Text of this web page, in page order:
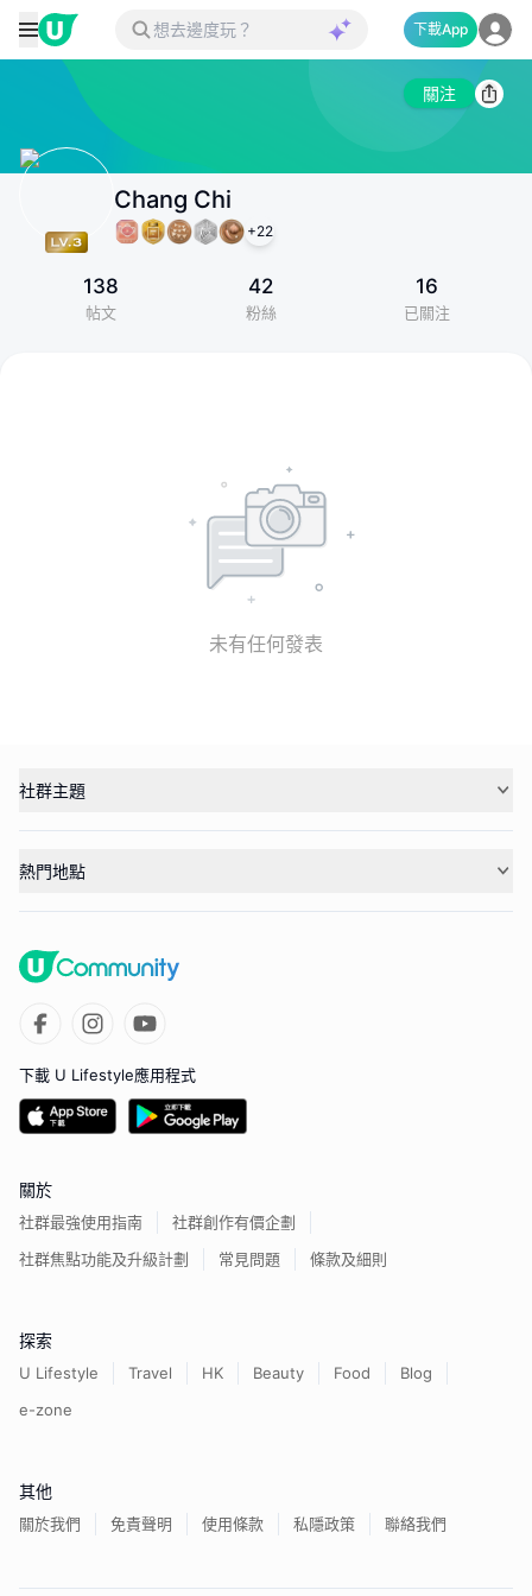
下載App
關注
Chang Chi
+22
138
帖文
42
粉絲
16
已關注
未有任何發表
社群主題
熱門地點
下載 U Lifestyle應用程式
關於
社群最強使用指南
社群創作有價企劃
社群焦點功能及升級計劃
常見問題 條款及細則
探索
U Lifestyle Travel HK Beauty Food
Blog
e-zone
其他
關於我們 免責聲明 使用條款 私隱政策 聯絡我們